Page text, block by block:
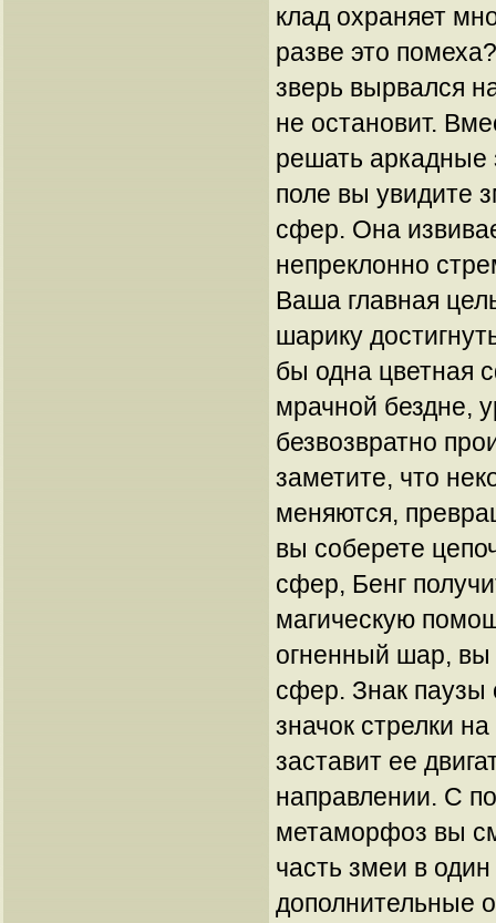
клад охраняет
разве это
зверь вырвался
не остановит.
решать аркадные
поле вы увидите
сфер. Она
непреклонно
Ваша главная
шарику
бы одна цветная
мрачной бездне,
безвозвратно
заметите, что
меняются,
вы соберете
сфер, Бенг
магическую
огненный шар, вы
сфер. Знак паузы
значок стрелки
заставит ее
направлении. С
метаморфоз вы
часть змеи в
дополнительные